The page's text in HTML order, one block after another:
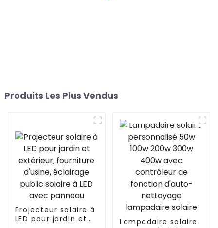
Produits Les Plus Vendus
Projecteur solaire à
LED pour jardin et
Lampadaire solaire